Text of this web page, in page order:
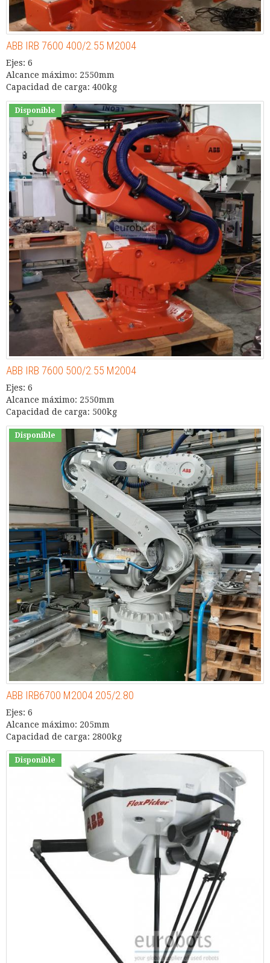
ABB IRB 7600 400/2.55 M2004
Ejes: 6
Alcance máximo: 2550mm
Capacidad de carga: 400kg
Disponible
ABB IRB 7600 500/2.55 M2004
Ejes: 6
Alcance máximo: 2550mm
Capacidad de carga: 500kg
Disponible
ABB IRB6700 M2004 205/2.80
Ejes: 6
Alcance máximo: 205mm
Capacidad de carga: 2800kg
Disponible